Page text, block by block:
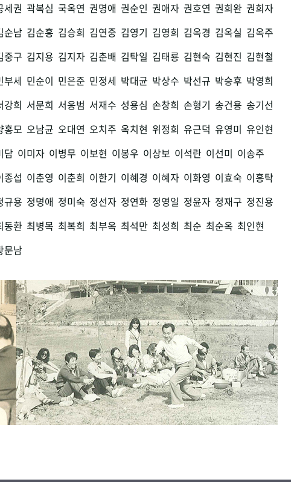
세권 곽복심 국옥연 권명애 권순인 권애자 권호연 권희완 권희자
순남 김순흥 김승희 김연중 김영기 김영희 김옥경 김옥실 김옥주
중구 김지용 김지자 김춘배 김탁일 김태룡 김현숙 김현진 김현철
부세 민순이 민은준 민정세 박대균 박상수 박선규 박승후 박영희
강희 서문희 서응범 서재수 성용심 손창희 손형기 송건용 송기선
홍모 오남균 오대연 오치주 옥치현 위정희 유근덕 유영미 유인현
담 이미자 이병무 이보현 이봉우 이상보 이석란 이선미 이송주
종섭 이춘영 이춘희 이한기 이혜경 이혜자 이화영 이효숙 이흥탁
규용 정명애 정미숙 정선자 정연화 정영일 정윤자 정재구 정진용
동환 최병목 최복희 최부옥 최석만 최성희 최순 최순옥 최인현
문남